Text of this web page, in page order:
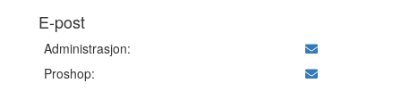
E-post
Administrasjon:
Proshop: